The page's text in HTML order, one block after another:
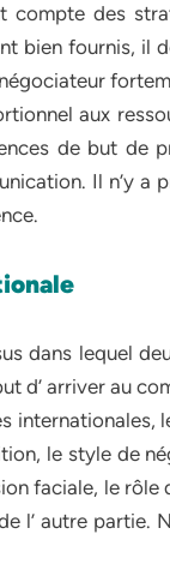
compte des
bien fournis,
aux
de but de
Il n’y a
dans lequel
d’ arriver au
internationales,
le style de
faciale, le
l’ autre